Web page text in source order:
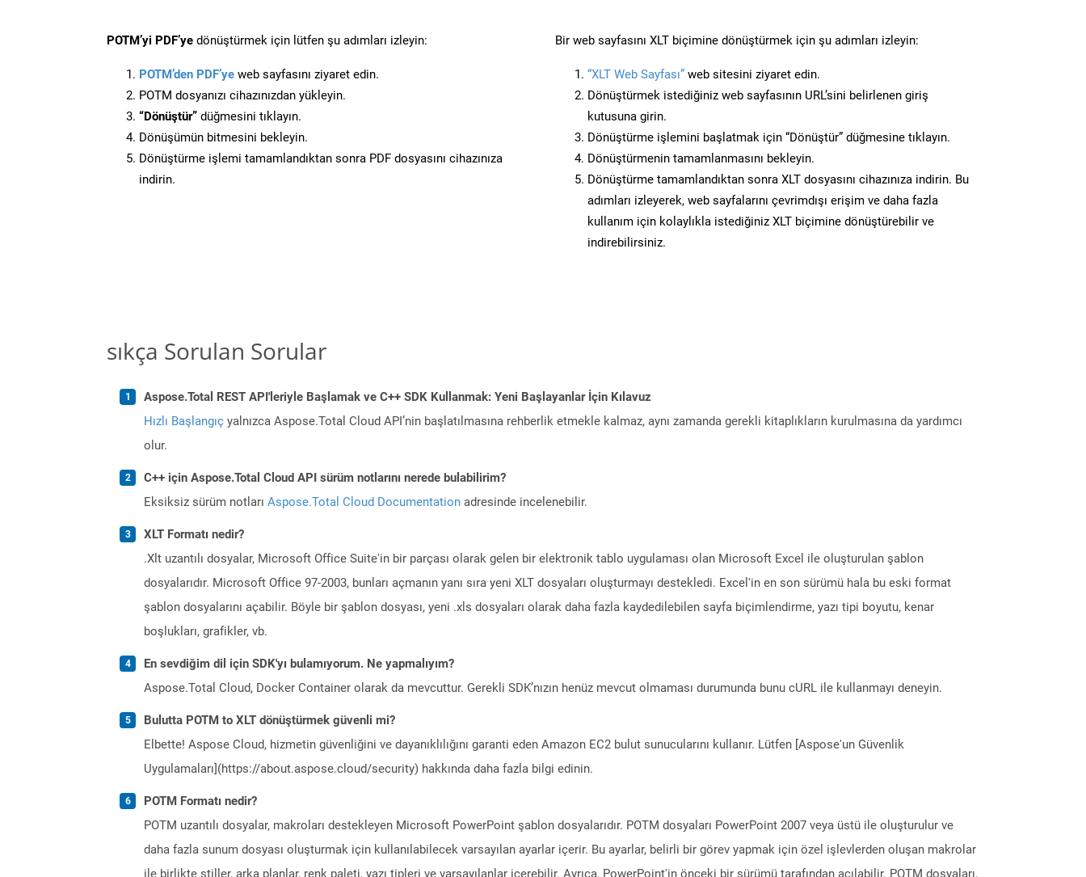
POTM’yi PDF’ye dönüştürmek için lütfen şu adımları izleyin:
POTM’den PDF’ye web sayfasını ziyaret edin.
POTM dosyanızı cihazınızdan yükleyin.
“Dönüştür” düğmesini tıklayın.
Dönüşümün bitmesini bekleyin.
Dönüştürme işlemi tamamlandıktan sonra PDF dosyasını cihazınıza
indirin.
Bir web sayfasını XLT biçimine dönüştürmek için şu adımları izleyin:
“XLT Web Sayfası” web sitesini ziyaret edin.
Dönüştürmek istediğiniz web sayfasının URL’sini belirlenen giriş
kutusuna girin.
Dönüştürme işlemini başlatmak için “Dönüştür” düğmesine tıklayın.
Dönüştürmenin tamamlanmasını bekleyin.
Dönüştürme tamamlandıktan sonra XLT dosyasını cihazınıza indirin. Bu
adımları izleyerek, web sayfalarını çevrimdışı erişim ve daha fazla
kullanım için kolaylıkla istediğiniz XLT biçimine dönüştürebilir ve
indirebilirsiniz.
sıkça Sorulan Sorular
Aspose.Total REST API'leriyle Başlamak ve C++ SDK Kullanmak: Yeni Başlayanlar İçin Kılavuz
Hızlı Başlangıç yalnızca Aspose.Total Cloud API’nin başlatılmasına rehberlik etmekle kalmaz, aynı zamanda gerekli kitaplıkların kurulmasına da yardımcı
olur.
C++ için Aspose.Total Cloud API sürüm notlarını nerede bulabilirim?
Eksiksiz sürüm notları Aspose.Total Cloud Documentation adresinde incelenebilir.
XLT Formatı nedir?
.Xlt uzantılı dosyalar, Microsoft Office Suite'in bir parçası olarak gelen bir elektronik tablo uygulaması olan Microsoft Excel ile oluşturulan şablon
dosyalarıdır. Microsoft Office 97-2003, bunları açmanın yanı sıra yeni XLT dosyaları oluşturmayı destekledi. Excel'in en son sürümü hala bu eski format
şablon dosyalarını açabilir. Böyle bir şablon dosyası, yeni .xls dosyaları olarak daha fazla kaydedilebilen sayfa biçimlendirme, yazı tipi boyutu, kenar
boşlukları, grafikler, vb.
En sevdiğim dil için SDK'yı bulamıyorum. Ne yapmalıyım?
Aspose.Total Cloud, Docker Container olarak da mevcuttur. Gerekli SDK’nızın henüz mevcut olmaması durumunda bunu cURL ile kullanmayı deneyin.
Bulutta POTM to XLT dönüştürmek güvenli mi?
Elbette! Aspose Cloud, hizmetin güvenliğini ve dayanıklılığını garanti eden Amazon EC2 bulut sunucularını kullanır. Lütfen [Aspose'un Güvenlik
Uygulamaları](https://about.aspose.cloud/security) hakkında daha fazla bilgi edinin.
POTM Formatı nedir?
POTM uzantılı dosyalar, makroları destekleyen Microsoft PowerPoint şablon dosyalarıdır. POTM dosyaları PowerPoint 2007 veya üstü ile oluşturulur ve
daha fazla sunum dosyası oluşturmak için kullanılabilecek varsayılan ayarlar içerir. Bu ayarlar, belirli bir görev yapmak için özel işlevlerden oluşan makrolar
ile birlikte stiller, arka planlar, renk paleti, yazı tipleri ve varsayılanlar içerebilir. Ayrıca, PowerPoint'in önceki bir sürümü tarafından açılabilir. POTM dosyaları,